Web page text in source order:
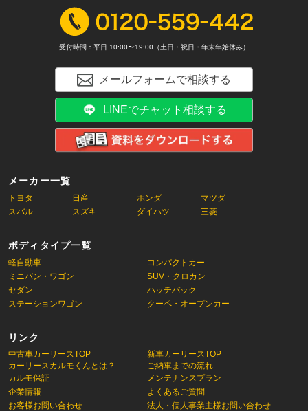
メーカー一覧
トヨタ 日産 ホンダ
マツダ
スバル
スズキ ダイハツ 三菱
ボディタイプ一覧
軽自動車
コンパクトカー
ミニバン・ワゴン
SUV・クロカン
セダン
ハッチバック
ステーションワゴン
クーペ・オープンカー
リンク
中古車カーリースTOP
カーリースカルモくんとは？
新車カーリースTOP
ご納車までの流れ
カルモ保証
企業情報
お客様お問い合わせ
メンテナンスプラン
よくあるご質問
法人・個人事業主様お問い合わせ
受付時間：平日 10:00〜19:00（土日・祝日・年末年始休み）
メールフォームで相談する
LINEでチャット相談する